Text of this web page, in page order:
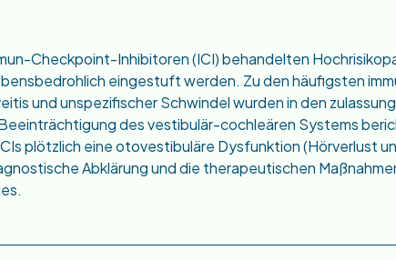
Checkpoint-Inhibitoren (ICI) behandelten
eingestuft werden. Zu den häufigsten
und unspezifischer Schwindel wurden in den
des vestibulär-cochleären Systems
plötzlich eine otovestibuläre Dysfunktion (Hörverlust
Abklärung und die therapeutischen